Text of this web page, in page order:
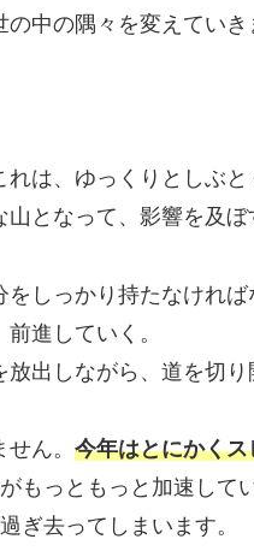
中の隅々を変えていき
は、ゆっくりとしぶと
となって、影響を及ぼ
しっかり持たなければ
進していく。
出しながら、道を切り
ん。 今年はとにかく
もっともっと加速して
ぎ去ってしまいます。